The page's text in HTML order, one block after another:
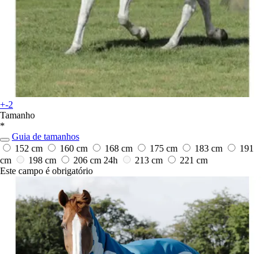
+-2
Tamanho
*
Guia de tamanhos
152 cm
160 cm 168 cm 175 cm 183 cm
191
cm
198 cm 206 cm 24h 213 cm
221 cm
Este campo é obrigatório